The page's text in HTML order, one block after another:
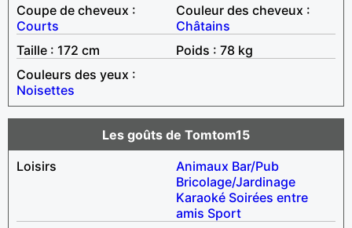
Coupe de cheveux :
Courts
Couleur des cheveux :
Châtains
Taille : 172 cm
Poids : 78 kg
Couleurs des yeux :
Noisettes
Les goûts de Tomtom15
Loisirs
Animaux Bar/Pub
Bricolage/Jardinage
Karaoké Soirées entre
amis Sport